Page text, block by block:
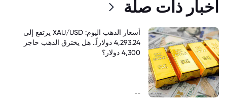
أخبار ذات صلة
أسعار الذهب اليوم: XAU/USD يرتفع إلى
4,293.24 دولاراً.. هل يخترق الذهب حاجز
4,300 دولار؟
--